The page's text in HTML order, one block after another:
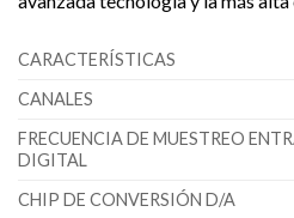
CARACTERÍSTICAS
CANALES
FRECUENCIA DE MUESTREO
DIGITAL
CHIP DE CONVERSIÓN D/A